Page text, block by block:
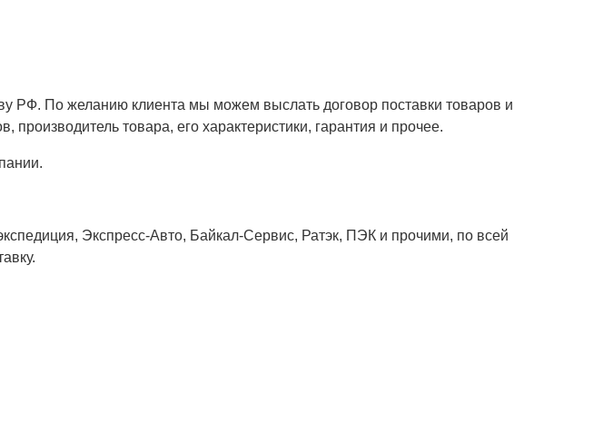
РФ. По желанию клиента мы можем выслать договор поставки товаров и
товара, его характеристики, гарантия и прочее.
Экспресс-Авто, Байкал-Сервис, Ратэк, ПЭК и прочими, по всей